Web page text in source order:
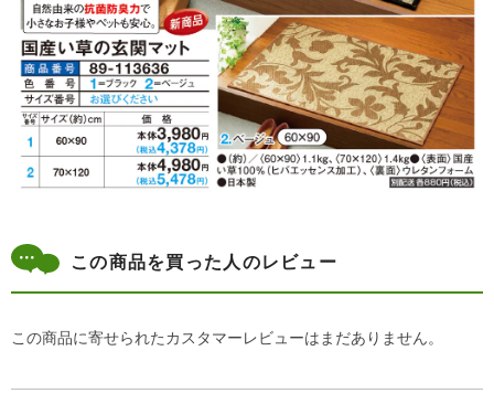
この商品を買った人のレビュー
この商品に寄せられたカスタマーレビューはまだありません。